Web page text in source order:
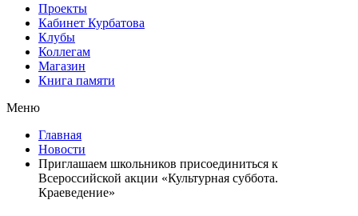
Проекты
Кабинет Курбатова
Клубы
Коллегам
Магазин
Книга памяти
Меню
Главная
Новости
Приглашаем школьников присоединиться к
Всероссийской акции «Культурная суббота.
Краеведение»